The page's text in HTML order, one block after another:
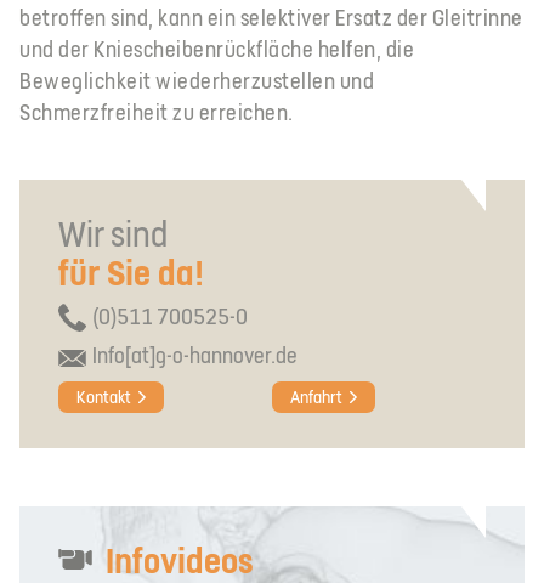
betroffen sind, kann ein selektiver Ersatz der Gleitrinne
und der Kniescheibenrückfläche helfen, die
Beweglichkeit wiederherzustellen und
Schmerzfreiheit zu erreichen.
Wir sind
für Sie da!
(0)511 700525-0
Info[at]g-o-hannover.de
Kontakt Anfahrt
Infovideos